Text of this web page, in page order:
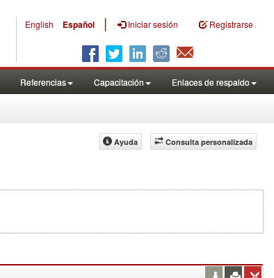
English Español | Iniciar sesión Registrarse
Referencias Capacitación Enlaces de respaldo
Consulta personalizada
Ayuda